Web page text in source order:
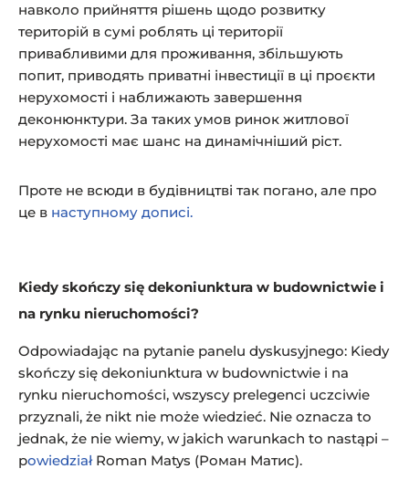
навколо прийняття рішень щодо розвитку
територій в сумі роблять ці території
привабливими для проживання, збільшують
попит, приводять приватні інвестиції в ці проєкти
нерухомості і наближають завершення
деконюнктури. За таких умов ринок житлової
нерухомості має шанс на динамічніший ріст.
Проте не всюди в будівництві так погано, але про
це в наступному дописі.
Kiedy skończy się dekoniunktura w budownictwie i
na rynku nieruchomości?
Odpowiadając na pytanie panelu dyskusyjnego: Kiedy
skończy się dekoniunktura w budownictwie i na
rynku nieruchomości, wszyscy prelegenci uczciwie
przyznali, że nikt nie może wiedzieć. Nie oznacza to
jednak, że nie wiemy, w jakich warunkach to nastąpi –
powiedziałRoman Matys (Роман Матис).